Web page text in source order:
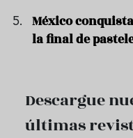
México
la final de
Descargue
últimas